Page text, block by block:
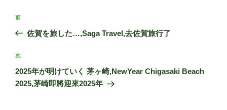
投
ビ
ゲ
ー
前
の
稿
前
佐賀を旅した…,Saga Travel,去佐賀旅行了
次
の
投
次
2025年が明けていく 茅ヶ崎,NewYear Chigasaki Beach
2025,茅崎即將迎來2025年